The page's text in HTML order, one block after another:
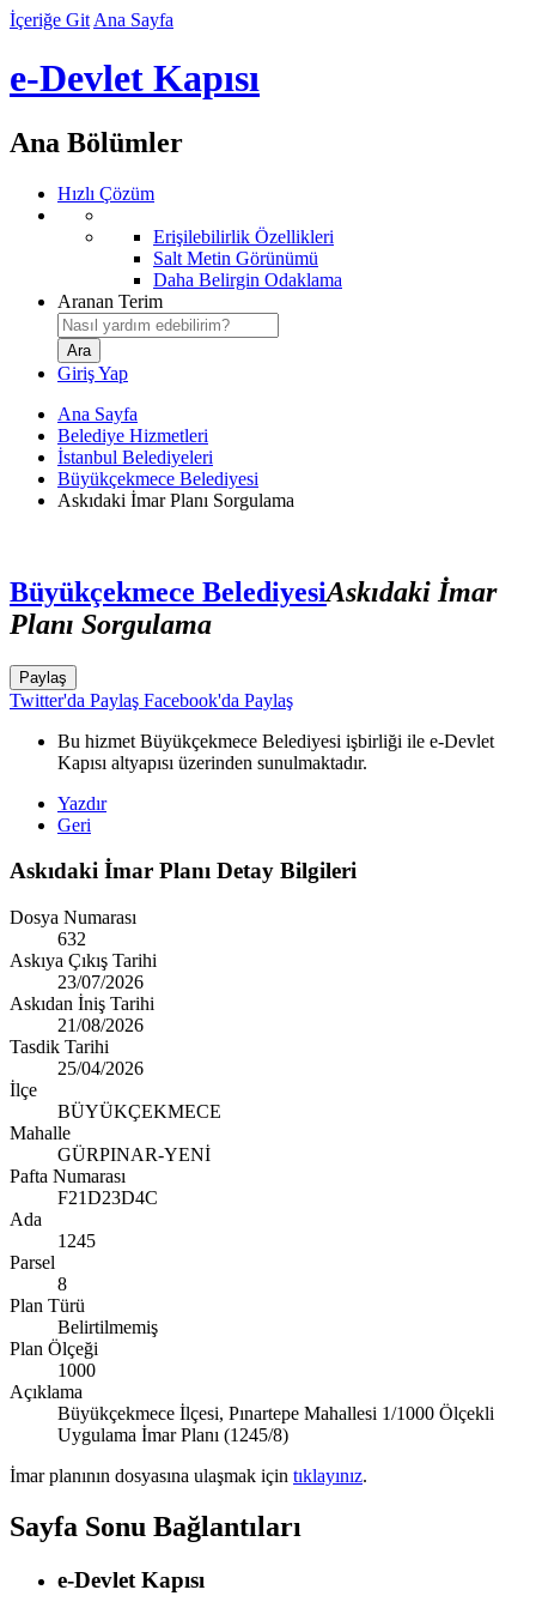
İçeriğe Git Ana Sayfa
e-Devlet Kapısı
Ana Bölümler
Hızlı Çözüm
Erişilebilirlik Özellikleri
Salt Metin Görünümü
Daha Belirgin Odaklama
Aranan Terim
Giriş Yap
Ana Sayfa
Belediye Hizmetleri
İstanbul Belediyeleri
Büyükçekmece Belediyesi
Askıdaki İmar Planı Sorgulama
Büyükçekmece BelediyesiAskıdaki İmar
Planı Sorgulama
Paylaş
Twitter'da Paylaş Facebook'da Paylaş
Bu hizmet Büyükçekmece Belediyesi işbirliği ile e-Devlet
Kapısı altyapısı üzerinden sunulmaktadır.
Yazdır
Geri
Askıdaki İmar Planı Detay Bilgileri
Dosya Numarası
632
Askıya Çıkış Tarihi
23/07/2026
Askıdan İniş Tarihi
21/08/2026
Tasdik Tarihi
25/04/2026
İlçe
BÜYÜKÇEKMECE
Mahalle
GÜRPINAR-YENİ
Pafta Numarası
F21D23D4C
Ada
1245
Parsel
8
Plan Türü
Belirtilmemiş
Plan Ölçeği
1000
Açıklama
Büyükçekmece İlçesi, Pınartepe Mahallesi 1/1000 Ölçekli
Uygulama İmar Planı (1245/8)
İmar planının dosyasına ulaşmak için tıklayınız.
Sayfa Sonu Bağlantıları
e-Devlet Kapısı